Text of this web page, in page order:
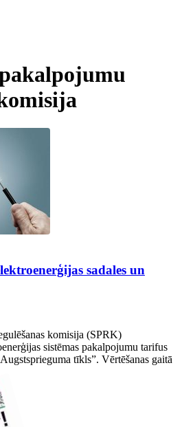
sadales un
komisija (SPRK)
sistēmas pakalpojumu tarifus
tīkls”. Vērtēšanas gaitā